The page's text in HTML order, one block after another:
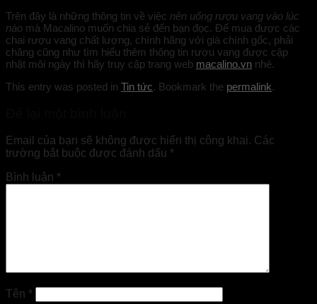
Trên đây là những thông tin về việc nên uống rượu vang vào lúc
nào mà Macalino muốn chia sẻ đến bạn đọc. Để mua được các
chai rượu vang chất lượng, chính hãng với giá chính gốc, phải
chăng cũng như tìm hiểu thêm thông tin rượu vang được cập
nhật môi ngày thì hãy truy cập trang web macalino.vn nhé.
This entry was posted in Tin tức. Bookmark the permalink.
Email của bạn sẽ không được hiển thị công khai. Các
trường bắt buộc được đánh dấu *
Bình luận *
Tên *